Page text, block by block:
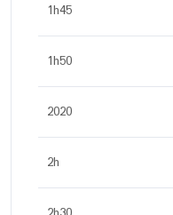
1h45
1h50
2020
2h